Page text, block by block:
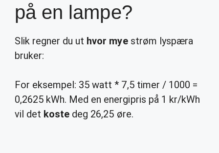
på en lampe?
Slik regner du ut hvor myestrøm lyspæra
bruker:
For eksempel: 35 watt * 7,5 timer / 1000 =
0,2625 kWh. Med en energipris på 1 kr/kWh
vil det koste deg 26,25 øre.